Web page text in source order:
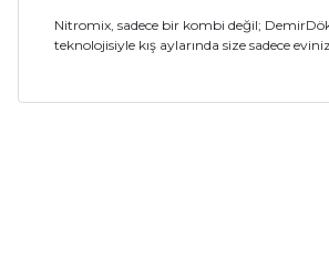
Nitromix, sadece bir kombi değil;
teknolojisiyle kış aylarında size sadece